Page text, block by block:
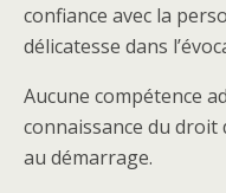
confiance avec la
délicatesse dans
Aucune compétence
connaissance du
au démarrage.